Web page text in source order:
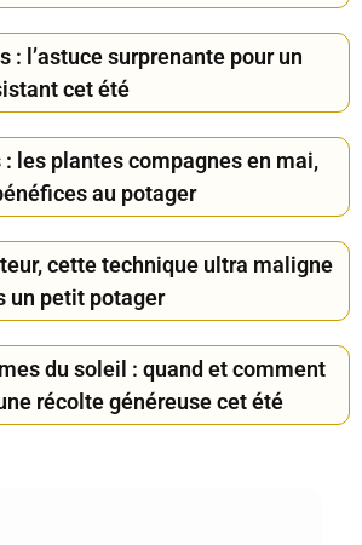
: l’astuce surprenante pour un
cet été
les plantes compagnes en mai,
au potager
cette technique ultra maligne
un petit potager
du soleil : quand et comment
récolte généreuse cet été